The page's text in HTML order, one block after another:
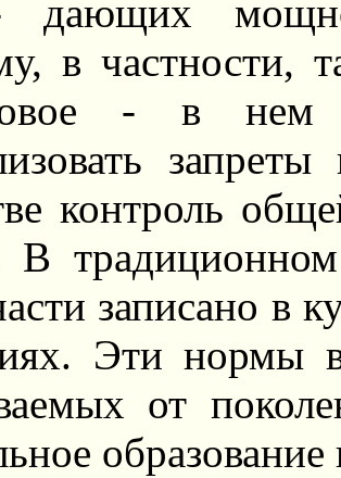
дающих
в частности,
- в нем
контроль
В
записано в
Эти нормы
от